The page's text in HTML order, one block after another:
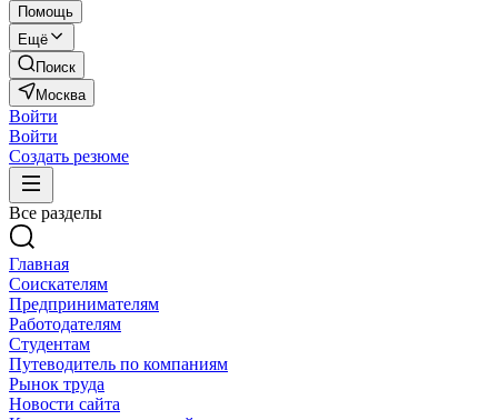
Помощь
Ещё
Поиск
Москва
Войти
Войти
Создать резюме
Все разделы
Главная
Соискателям
Предпринимателям
Работодателям
Студентам
Путеводитель по компаниям
Рынок труда
Новости сайта